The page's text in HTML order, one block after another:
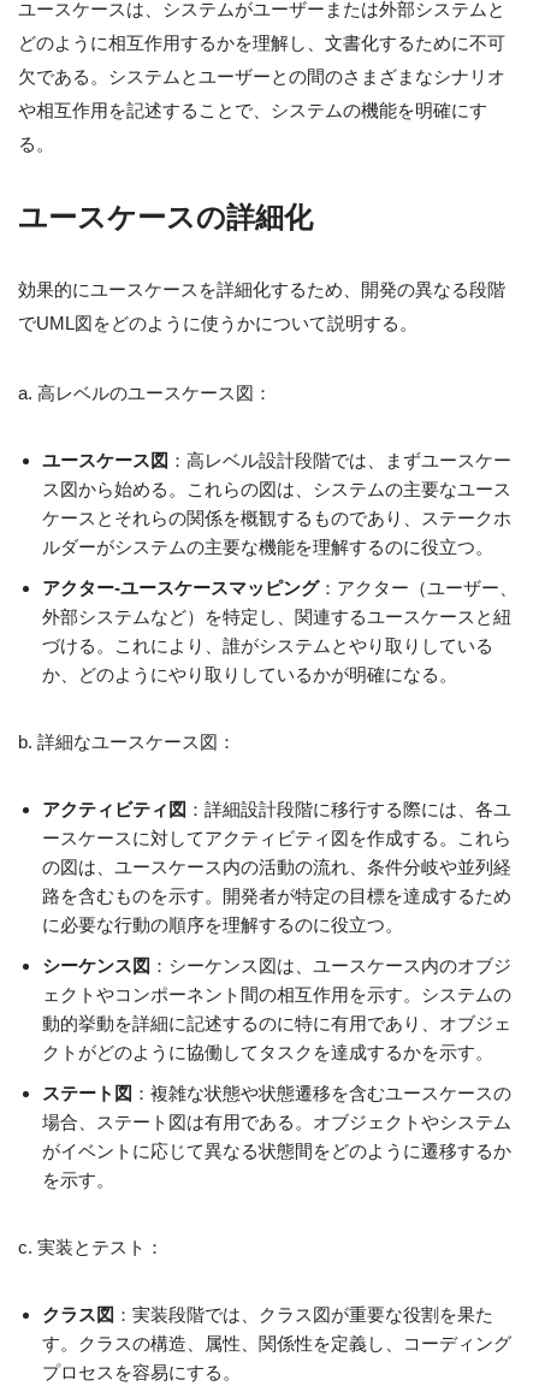
ユースケースは、システムがユーザーまたは外部システムと
どのように相互作用するかを理解し、文書化するために不可
欠である。システムとユーザーとの間のさまざまなシナリオ
や相互作用を記述することで、システムの機能を明確にす
る。
ユースケースの詳細化
効果的にユースケースを詳細化するため、開発の異なる段階
でUML図をどのように使うかについて説明する。
a. 高レベルのユースケース図：
ユースケース図 ：高レベル設計段階では、まずユースケー
ス図から始める。これらの図は、システムの主要なユース
ケースとそれらの関係を概観するものであり、ステークホ
ルダーがシステムの主要な機能を理解するのに役立つ。
アクター-ユースケースマッピング：アクター（ユーザー、
外部システムなど）を特定し、関連するユースケースと紐
づける。これにより、誰がシステムとやり取りしている
か、どのようにやり取りしているかが明確になる。
b. 詳細なユースケース図：
アクティビティ図 ：詳細設計段階に移行する際には、各ユ
ースケースに対してアクティビティ図を作成する。これら
の図は、ユースケース内の活動の流れ、条件分岐や並列経
路を含むものを示す。開発者が特定の目標を達成するため
に必要な行動の順序を理解するのに役立つ。
シーケンス図 ：シーケンス図は、ユースケース内のオブジ
ェクトやコンポーネント間の相互作用を示す。システムの
動的挙動を詳細に記述するのに特に有用であり、オブジェ
クトがどのように協働してタスクを達成するかを示す。
ステート図 ：複雑な状態や状態遷移を含むユースケースの
場合、ステート図は有用である。オブジェクトやシステム
がイベントに応じて異なる状態間をどのように遷移するか
を示す。
c. 実装とテスト：
クラス図 ：実装段階では、クラス図が重要な役割を果た
す。クラスの構造、属性、関係性を定義し、コーディング
プロセスを容易にする。